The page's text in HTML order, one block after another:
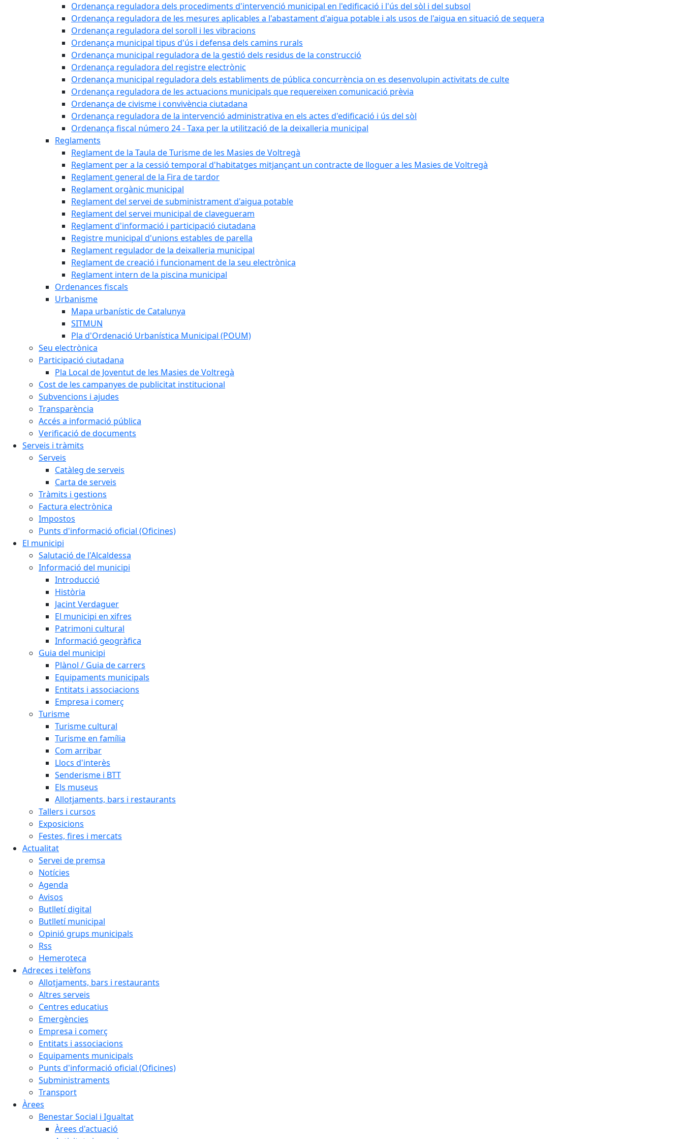
Ordenança reguladora dels procediments d'intervenció municipal en l'edificació i l'ús del sòl i del subsol
Ordenança reguladora de les mesures aplicables a l'abastament d'aigua potable i als usos de l'aigua en situació de sequera
Ordenança reguladora del soroll i les vibracions
Ordenança municipal tipus d'ús i defensa dels camins rurals
Ordenança municipal reguladora de la gestió dels residus de la construcció
Ordenança reguladora del registre electrònic
Ordenança municipal reguladora dels establiments de pública concurrència on es desenvolupin activitats de culte
Ordenança reguladora de les actuacions municipals que requereixen comunicació prèvia
Ordenança de civisme i convivència ciutadana
Ordenança reguladora de la intervenció administrativa en els actes d'edificació i ús del sòl
Ordenança fiscal número 24 - Taxa per la utilització de la deixalleria municipal
Reglaments
Reglament de la Taula de Turisme de les Masies de Voltregà
Reglament per a la cessió temporal d'habitatges mitjançant un contracte de lloguer a les Masies de Voltregà
Reglament general de la Fira de tardor
Reglament orgànic municipal
Reglament del servei de subministrament d'aigua potable
Reglament del servei municipal de clavegueram
Reglament d'informació i participació ciutadana
Registre municipal d'unions estables de parella
Reglament regulador de la deixalleria municipal
Reglament de creació i funcionament de la seu electrònica
Reglament intern de la piscina municipal
Ordenances fiscals
Urbanisme
Mapa urbanístic de Catalunya
SITMUN
Pla d'Ordenació Urbanística Municipal (POUM)
Seu electrònica
Participació ciutadana
Pla Local de Joventut de les Masies de Voltregà
Cost de les campanyes de publicitat institucional
Subvencions i ajudes
Transparència
Accés a informació pública
Verificació de documents
Serveis i tràmits
Serveis
Catàleg de serveis
Carta de serveis
Tràmits i gestions
Factura electrònica
Impostos
Punts d'informació oficial (Oficines)
El municipi
Salutació de l'Alcaldessa
Informació del municipi
Introducció
Història
Jacint Verdaguer
El municipi en xifres
Patrimoni cultural
Informació geogràfica
Guia del municipi
Plànol / Guia de carrers
Equipaments municipals
Entitats i associacions
Empresa i comerç
Turisme
Turisme cultural
Turisme en família
Com arribar
Llocs d'interès
Senderisme i BTT
Els museus
Allotjaments, bars i restaurants
Tallers i cursos
Exposicions
Festes, fires i mercats
Actualitat
Servei de premsa
Notícies
Agenda
Avisos
Butlletí digital
Butlletí municipal
Opinió grups municipals
Rss
Hemeroteca
Adreces i telèfons
Allotjaments, bars i restaurants
Altres serveis
Centres educatius
Emergències
Empresa i comerç
Entitats i associacions
Equipaments municipals
Punts d'informació oficial (Oficines)
Subministraments
Transport
Àrees
Benestar Social i Igualtat
Àrees d'actuació